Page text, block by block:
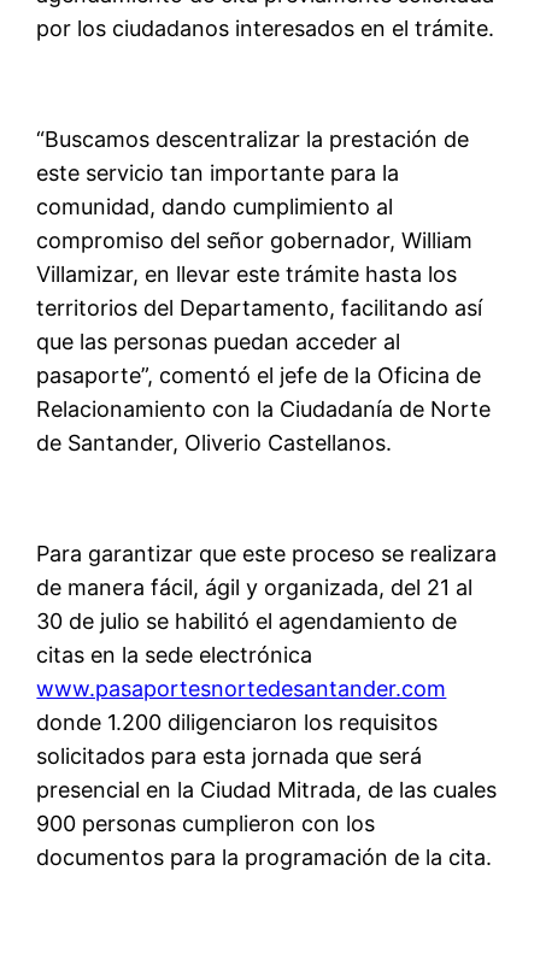
por los ciudadanos interesados en el trámite.
“Buscamos descentralizar la prestación de
este servicio tan importante para la
comunidad, dando cumplimiento al
compromiso del señor gobernador, William
Villamizar, en llevar este trámite hasta los
territorios del Departamento, facilitando así
que las personas puedan acceder al
pasaporte”, comentó el jefe de la Oficina de
Relacionamiento con la Ciudadanía de Norte
de Santander, Oliverio Castellanos.
Para garantizar que este proceso se realizara
de manera fácil, ágil y organizada, del 21 al
30 de julio se habilitó el agendamiento de
citas en la sede electrónica
www.pasaportesnortedesantander.com
donde 1.200 diligenciaron los requisitos
solicitados para esta jornada que será
presencial en la Ciudad Mitrada, de las cuales
900 personas cumplieron con los
documentos para la programación de la cita.